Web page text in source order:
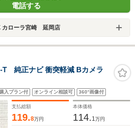
電話する
カローラ宮崎 延岡店
純正ナビ 衝突軽減 Bカメラ
購入プラン付 オンライン相談可 360°画像付
支払総額
119.8万円
本体価格
114. 1万円